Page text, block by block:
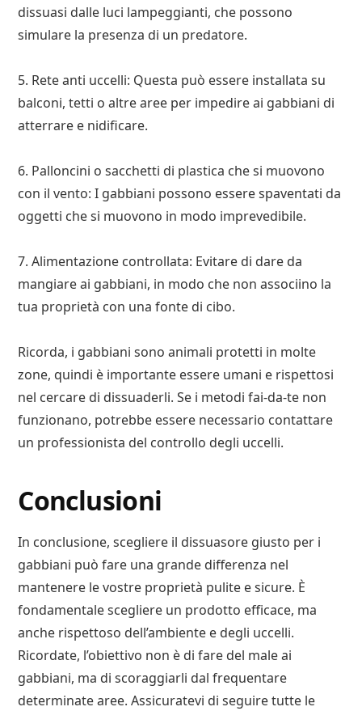
dissuasi dalle luci lampeggianti, che possono
simulare la presenza di un predatore.
5. Rete anti uccelli: Questa può essere installata su
balconi, tetti o altre aree per impedire ai gabbiani di
atterrare e nidificare.
6. Palloncini o sacchetti di plastica che si muovono
con il vento: I gabbiani possono essere spaventati da
oggetti che si muovono in modo imprevedibile.
7. Alimentazione controllata: Evitare di dare da
mangiare ai gabbiani, in modo che non associino la
tua proprietà con una fonte di cibo.
Ricorda, i gabbiani sono animali protetti in molte
zone, quindi è importante essere umani e rispettosi
nel cercare di dissuaderli. Se i metodi fai-da-te non
funzionano, potrebbe essere necessario contattare
un professionista del controllo degli uccelli.
Conclusioni
In conclusione, scegliere il dissuasore giusto per i
gabbiani può fare una grande differenza nel
mantenere le vostre proprietà pulite e sicure. È
fondamentale scegliere un prodotto efficace, ma
anche rispettoso dell’ambiente e degli uccelli.
Ricordate, l’obiettivo non è di fare del male ai
gabbiani, ma di scoraggiarli dal frequentare
determinate aree. Assicuratevi di seguire tutte le